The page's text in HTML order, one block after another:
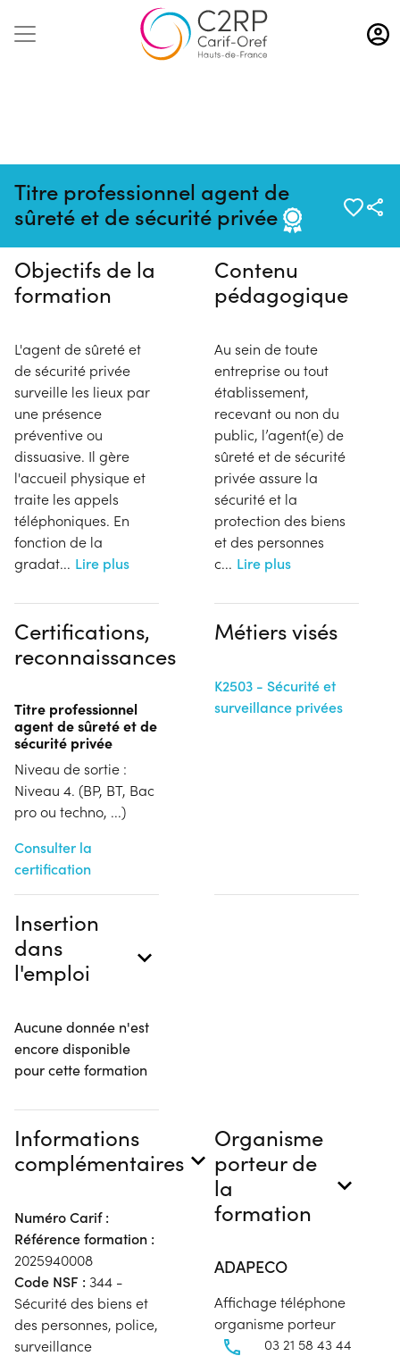
Aller
au
contenu
Titre professionnel agent de
sûreté et de sécurité privée
Pas de session programmée en
ce moment
Objectifs de la
formation
L'agent de sûreté et
de sécurité privée
surveille les lieux par
une présence
préventive ou
dissuasive. Il gère
l'accueil physique et
traite les appels
téléphoniques. En
fonction de la
gradat... Lire plus
Contenu
pédagogique
Au sein de toute
entreprise ou tout
établissement,
recevant ou non du
public, l’agent(e) de
sûreté et de sécurité
privée assure la
sécurité et la
protection des biens
et des personnes
c... Lire plus
Certifications,
reconnaissances
Titre professionnel
agent de sûreté et de
sécurité privée
Niveau de sortie :
Niveau 4. (BP, BT, Bac
pro ou techno, ...)
Consulter la
certification
Métiers visés
K2503 - Sécurité et
surveillance privées
Insertion
dans
l'emploi
Aucune donnée n'est
encore disponible
pour cette formation
Informations
complémentaires
Numéro Carif :
Référence formation :
2025940008
Code NSF : 344 -
Sécurité des biens et
des personnes, police,
surveillance
Organisme
porteur de
la
formation
ADAPECO
Affichage téléphone
organisme porteur
03 21 58 43 44